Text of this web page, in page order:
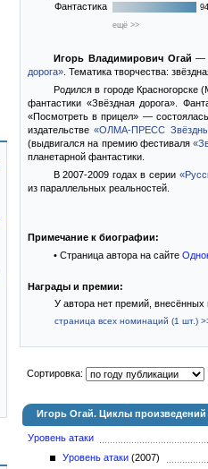
Фантастика
ещё >>
Игорь Владимирович Огай —
дорога» . Тематика творчества:
Родился в городе Красногорске
фантастики «Звёздная дорога».
«Посмотреть в прицел» —
издательстве«ОЛМА-ПРЕСС
(выдвигался на премию фестиваля
планетарной фантастики.
В 2007-2009 годах в серии
из параллельных реальностей.
Примечание к биографии:
• Страница автора на сайте
Награды и премии:
У автора нет премий, внесённых
страница всех номинаций (1 шт.)
Сортировка:
Игорь Огай. Циклы произведений
Уровень атаки
Уровень атаки (2007)